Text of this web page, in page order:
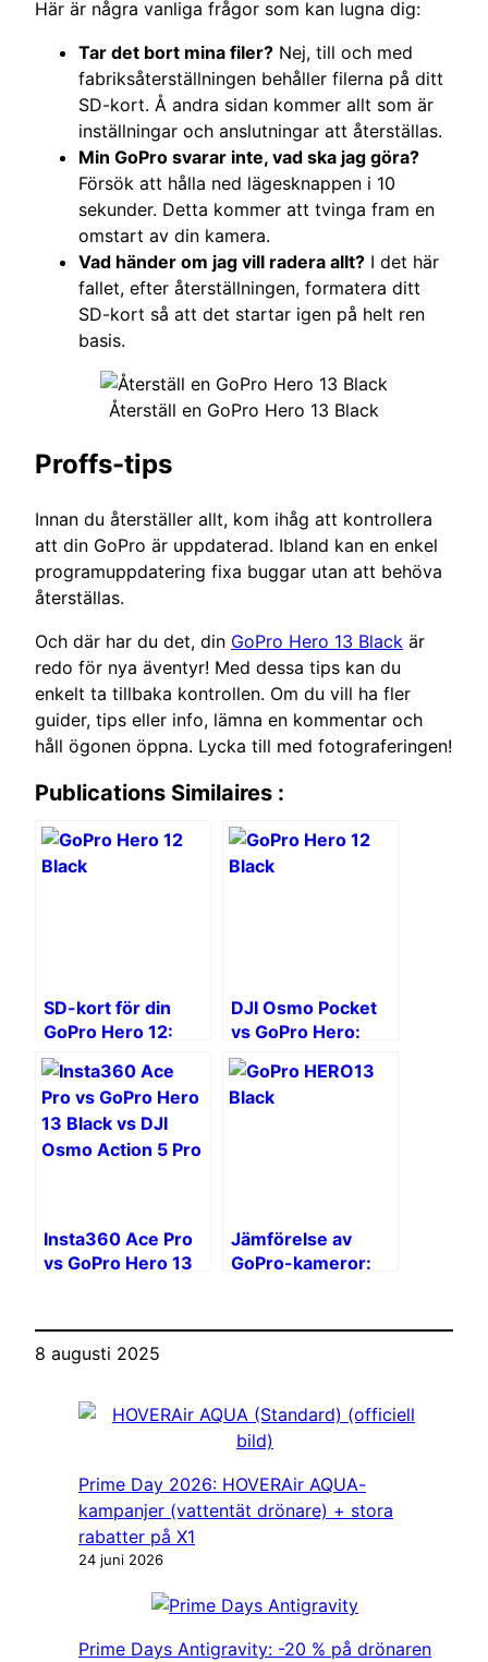
Här är några vanliga frågor som kan lugna dig:
Tar det bort mina filer? Nej, till och med
fabriksåterställningen behåller filerna på ditt
SD-kort. Å andra sidan kommer allt som är
inställningar och anslutningar att återställas.
Min GoPro svarar inte, vad ska jag göra?
Försök att hålla ned lägesknappen i 10
sekunder. Detta kommer att tvinga fram en
omstart av din kamera.
Vad händer om jag vill radera allt? I det här
fallet, efter återställningen, formatera ditt
SD-kort så att det startar igen på helt ren
basis.
Återställ en GoPro Hero 13 Black
Proffs-tips
Innan du återställer allt, kom ihåg att kontrollera
att din GoPro är uppdaterad. Ibland kan en enkel
programuppdatering fixa buggar utan att behöva
återställas.
Och där har du det, din GoPro Hero 13 Black är
redo för nya äventyr! Med dessa tips kan du
enkelt ta tillbaka kontrollen. Om du vill ha fler
guider, tips eller info, lämna en kommentar och
håll ögonen öppna. Lycka till med fotograferingen!
Publications Similaires :
SD-kort för din
GoPro Hero 12:
Den kompletta
guiden
DJI Osmo Pocket
vs GoPro Hero:
Vilken kamera ska
man ta med på en
resa?
Insta360 Ace Pro
vs GoPro Hero 13
Vilken är den bästa
actionkameran
Jämförelse av
GoPro-kameror:
8 augusti 2025
Prime Day 2026: HOVERAir AQUA-
kampanjer (vattentät drönare) + stora
rabatter på X1
24 juni 2026
Prime Days Antigravity: -20 % på drönaren